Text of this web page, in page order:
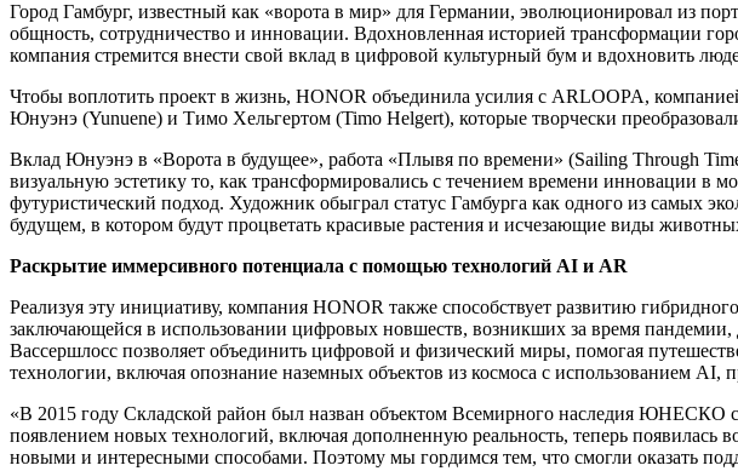
Город Гамбург, известный как «ворота в мир» для Германии, эволюционировал из
общность, сотрудничество и инновации. Вдохновленная историей трансформации
компания стремится внести свой вклад в цифровой культурный бум и вдохновить
Чтобы воплотить проект в жизнь, HONOR объединила усилия с ARLOOPA,
Юнуэнэ (Yunuene) и Тимо Хельгертом (Timo Helgert), которые творчески
Вклад Юнуэнэ в «Ворота в будущее», работа «Плывя по времени» (Sailing Through
визуальную эстетику то, как трансформировались с течением времени инновации в
футуристический подход. Художник обыграл статус Гамбурга как одного из самых
будущем, в котором будут процветать красивые растения и исчезающие виды
Раскрытие иммерсивного потенциала с помощью технологий AI и AR
Реализуя эту инициативу, компания HONOR также способствует развитию
заключающейся в использовании цифровых новшеств, возникших за время
Вассершлосс позволяет объединить цифровой и физический миры, помогая
технологии, включая опознание наземных объектов из космоса с использованием
«В 2015 году Складской район был назван объектом Всемирного наследия ЮНЕСКО
появлением новых технологий, включая дополненную реальность, теперь
новыми и интересными способами. Поэтому мы гордимся тем, что смогли оказать